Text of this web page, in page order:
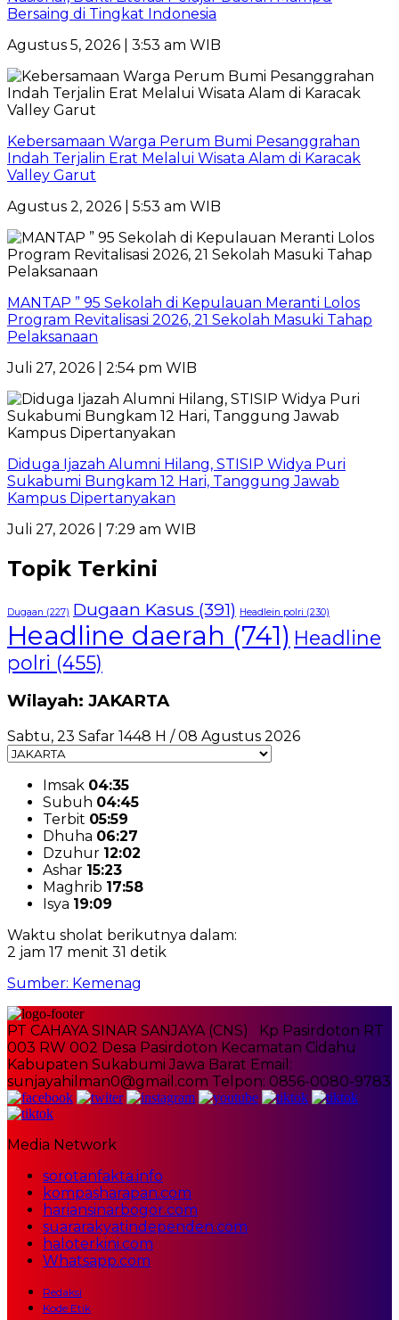
Bersaing di Tingkat Indonesia
Agustus 5, 2026 | 3:53 am WIB
Kebersamaan Warga Perum Bumi Pesanggrahan
Indah Terjalin Erat Melalui Wisata Alam di Karacak
Valley Garut
Agustus 2, 2026 | 5:53 am WIB
MANTAP ” 95 Sekolah di Kepulauan Meranti Lolos
Program Revitalisasi 2026, 21 Sekolah Masuki Tahap
Pelaksanaan
Juli 27, 2026 | 2:54 pm WIB
Diduga Ijazah Alumni Hilang, STISIP Widya Puri
Sukabumi Bungkam 12 Hari, Tanggung Jawab
Kampus Dipertanyakan
Juli 27, 2026 | 7:29 am WIB
Topik Terkini
Dugaan (227) Dugaan Kasus (391) Headlein polri (230)
Headline daerah (741) Headline
polri (455)
Wilayah: JAKARTA
Sabtu, 23 Safar 1448 H / 08 Agustus 2026
Imsak 04:35
Subuh 04:45
Terbit 05:59
Dhuha 06:27
Dzuhur 12:02
Ashar 15:23
Maghrib 17:58
Isya 19:09
Waktu sholat berikutnya dalam:
2 jam 17 menit 31 detik
Sumber: Kemenag
PT CAHAYA SINAR SANJAYA (CNS) Kp Pasirdoton RT
003 RW 002 Desa Pasirdoton Kecamatan Cidahu
Kabupaten Sukabumi Jawa Barat Email:
sunjayahilman0@gmail.com Telpon: 0856-0080-9783
Media Network
sorotanfakta.info
kompasharapan.com
hariansinarbogor.com
suararakyatindependen.com
haloterkini.com
Whatsapp.com
Redaksi
Kode Etik